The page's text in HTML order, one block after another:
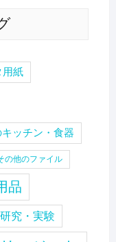
用紙
ッチン・食器
の他のファイル
品
究・実験